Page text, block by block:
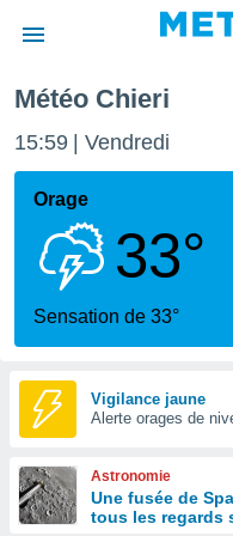
de
par
Météo Chieri
15:59 Vendredi
Orage
33°
Sensation de 33°
Vigilance jaune
Alerte orages de
Astronomie
Une fusée de
tous les regards